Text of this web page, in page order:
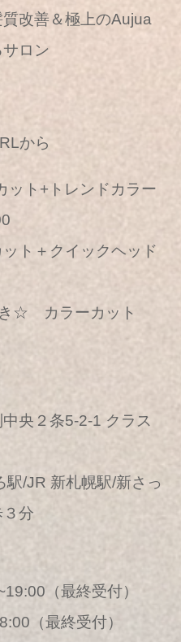
改善＆極上のAujua
ロン
から
ット+トレンドカラー
ット＋クイックヘッド
☆ カラーカット
央２条5-2-1 クラス
/JR 新札幌駅/新さっ
分
（最終受付）
（最終受付）